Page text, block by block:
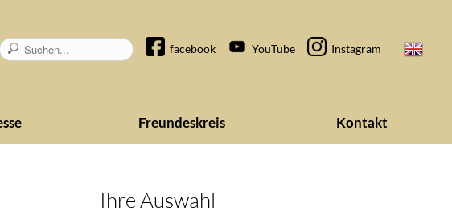
Navigation
facebook YouTube Instagram
Freundeskreis Kontakt
Ihre Auswahl